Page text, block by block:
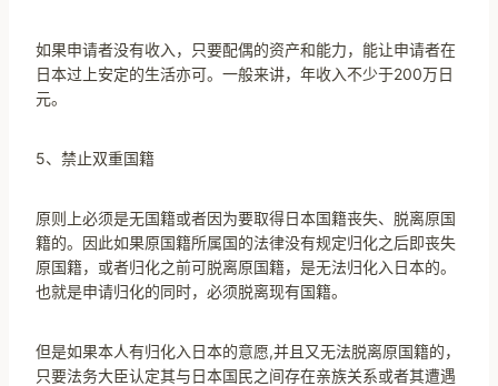
如果申请者没有收入，只要配偶的资产和能力，能让申请者在
日本过上安定的生活亦可。一般来讲，年收入不少于200万日
元。
5、禁止双重国籍
原则上必须是无国籍或者因为要取得日本国籍丧失、脱离原国
籍的。因此如果原国籍所属国的法律没有规定归化之后即丧失
原国籍，或者归化之前可脱离原国籍，是无法归化入日本的。
也就是申请归化的同时，必须脱离现有国籍。
但是如果本人有归化入日本的意愿,并且又无法脱离原国籍的，
只要法务大臣认定其与日本国民之间存在亲族关系或者其遭遇